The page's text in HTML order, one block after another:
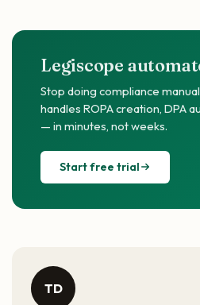
Legiscope
Stop doing compliance
handles ROPA creation, DPA
— in minutes, not weeks.
Start free trial
TD